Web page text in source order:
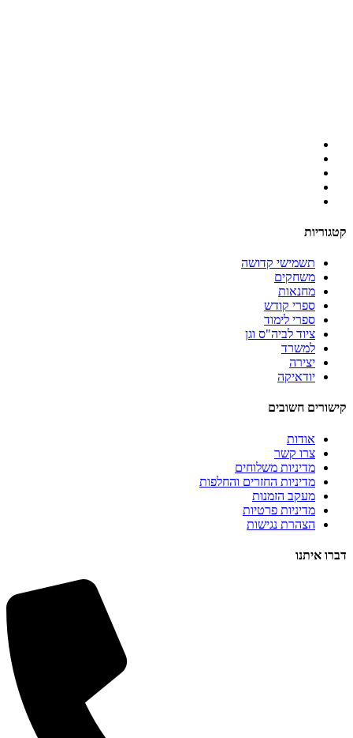
קטגוריות
תשמישי קדושה
משחקים
מחנאות
ספרי קודש
ספרי לימוד
ציוד לביה"ס וגן
למשרד
יצירה
יודאיקה
קישורים חשובים
אודות
צרו קשר
מדיניות משלוחים
מדיניות החזרים והחלפות
מעקב הזמנות
מדיניות פרטיות
הצהרת נגישות
דברו איתנו